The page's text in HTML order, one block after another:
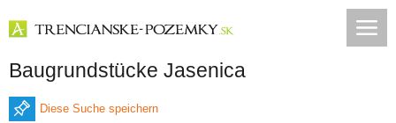
Baugrundstücke Jasenica
Diese Suche speichern